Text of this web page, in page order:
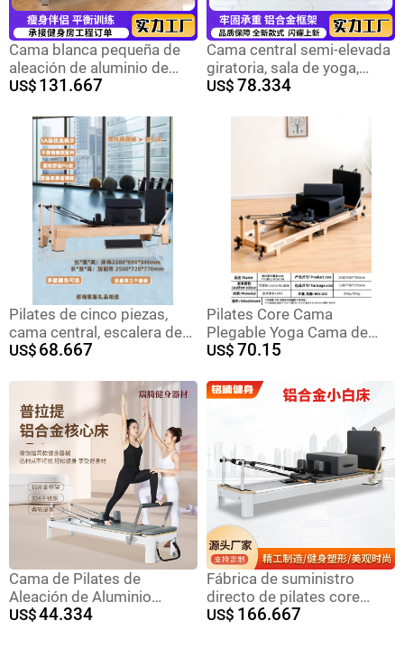
Cama blanca pequeña de
aleación de aluminio de
pista completa, equipo
BB, cama blanca pequeña
semielevada de aleación de
aluminio de pista completa
de primera generación
US$ 131.667
Cama central semi-elevada
giratoria, sala de yoga,
cama central semi-elevada
equipo deportivo, cama
semi-elevada giratoria
US$ 78.334
Pilates de cinco piezas,
cama central, escalera de
barril, silla de pedal,
de enseñanza privada
US$ 68.667
Pilates Core Cama
Plegable Yoga Cama de
madera sólida Equipo de
Pilates reformadores
US$ 70.15
Cama de Pilates de
Aleación de Aluminio
Manliqiu, Pequeña, Blanca,
US$44.334
Fábrica de suministro
directo de pilates core
cama yoga gimnasio de
US$ 166.667